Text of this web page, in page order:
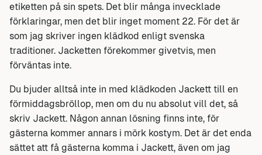
etiketten på sin spets. Det blir många invecklade
förklaringar, men det blir inget moment 22. För det är
som jag skriver ingen klädkod enligt svenska
traditioner. Jacketten förekommer givetvis, men
förväntas inte.
Du bjuder alltså inte in med klädkoden Jackett till en
förmiddagsbröllop, men om du nu absolut vill det, så
skriv Jackett. Någon annan lösning finns inte, för
gästerna kommer annars i mörk kostym. Det är det enda
sättet att få gästerna komma i Jackett, även om jag